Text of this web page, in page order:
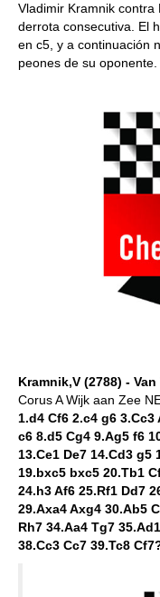
Vladimir Kramnik contra
derrota consecutiva. El
en c5, y a continuación
peones de su oponente.
Kramnik,V (2788) -
Corus A Wijk aan Zee
1.d4 Cf6 2.c4 g6 3.Cc3
c6 8.d5 Cg4 9.Ag5 f6
13.Ce1 De7 14.Cd3
19.bxc5 bxc5 20.Tb1
24.h3 Af6 25.Rf1 Dd7
29.Axa4 Axg4 30.Ab5
Rh7 34.Aa4 Tg7
38.Cc3 Cc7 39.Tc8